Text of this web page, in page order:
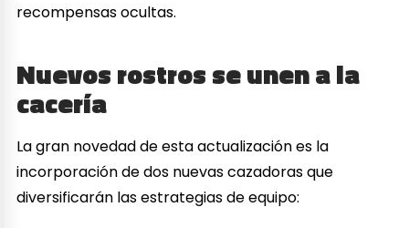
recompensas ocultas.
Nuevos rostros se unen a la
cacería
La gran novedad de esta actualización es la
incorporación de dos nuevas cazadoras que
diversificarán las estrategias de equipo: